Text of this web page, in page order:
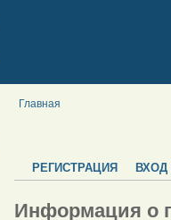
Главная
РЕГИСТРАЦИЯ ВХОД
Информация о